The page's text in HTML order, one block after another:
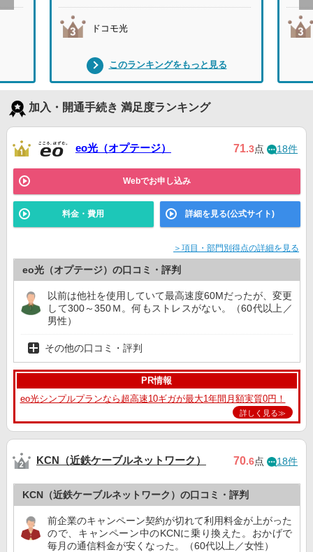
ドコモ光
このランキングをもっと見る
加入・開通手続き 満足度ランキング
eo光（オプテージ） 71.3点 18件
Webでお申し込み
料金・費用 詳細を見る(公式サイト)
＞項目・部門別得点の詳細を見る
eo光（オプテージ）の口コミ・評判
以前は他社を使用していて最高速度60Mだったが、変更
して300～350Ｍ。何もストレスがない。（60代以上／
男性）
その他の口コミ・評判
PR情報
eo光シンプルプランなら超高速10ギガが最大1年間月額実質0円！
詳しく見る≫
KCN（近鉄ケーブルネットワーク） 70.6点 18件
KCN（近鉄ケーブルネットワーク）の口コミ・評判
前企業のキャンペーン契約が切れて利用料金が上がった
ので、キャンペーン中のKCNに乗り換えた。おかげで
毎月の通信料金が安くなった。（60代以上／女性）